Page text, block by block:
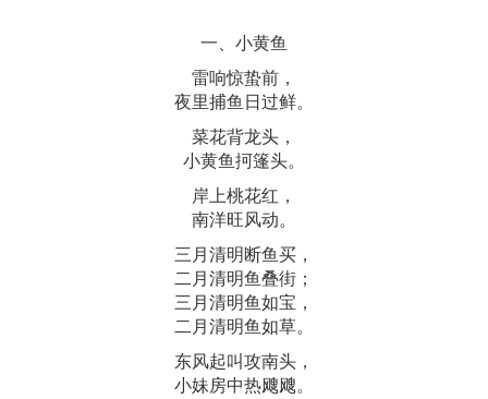
一、小黄鱼
雷响惊蛰前，
夜里捕鱼日过鲜。
菜花背龙头，
小黄鱼抲篷头。
岸上桃花红，
南洋旺风动。
三月清明断鱼买，
二月清明鱼叠街；
三月清明鱼如宝，
二月清明鱼如草。
东风起叫攻南头，
小妹房中热飕飕。